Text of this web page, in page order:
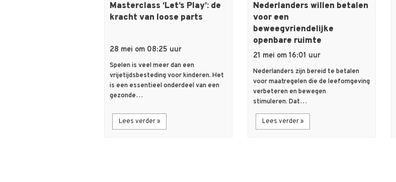
Masterclass ‘Let’s Play’: de
kracht van loose parts
28 mei om 08:25 uur
Spelen is veel meer dan een
vrijetijdsbesteding voor kinderen. Het
is een essentieel onderdeel van een
gezonde…
Lees verder »
Nederlanders willen betalen
voor een
beweegvriendelijke
openbare ruimte
21 mei om 16:01 uur
Nederlanders zijn bereid te betalen
voor maatregelen die de leefomgeving
verbeteren en bewegen
stimuleren. Dat…
Lees verder »